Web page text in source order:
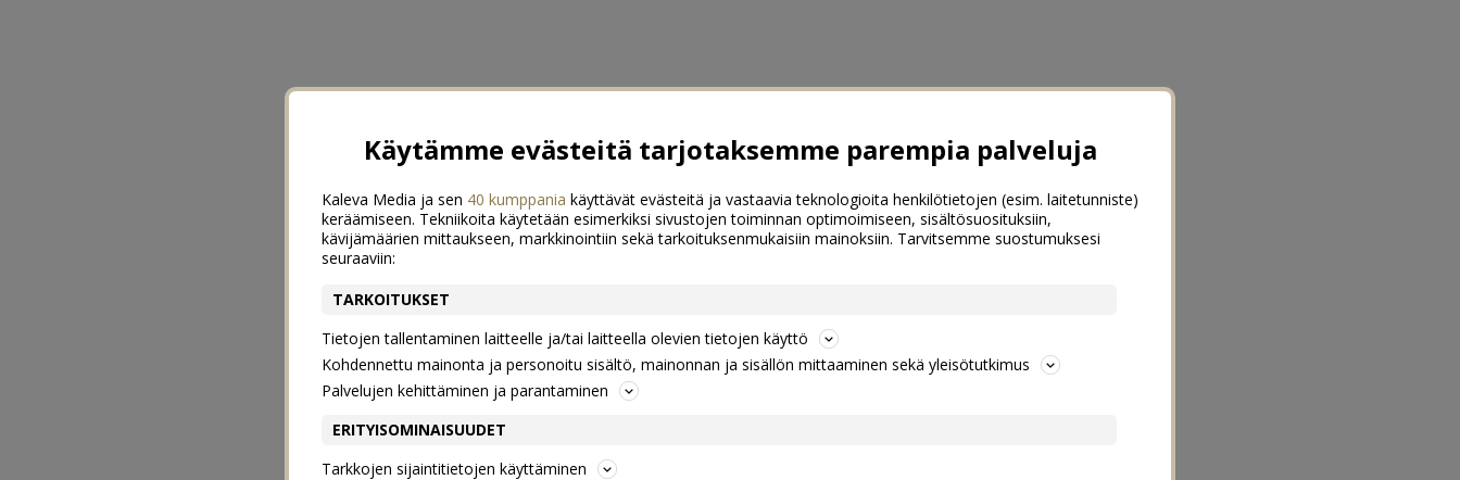
Käytämme evästeitä tarjotaksemme parempia palveluja
Kaleva Media ja sen 40 kumppania käyttävät evästeitä ja vastaavia teknologioita henkilötietojen (esim. laitetunniste)
keräämiseen. Tekniikoita käytetään esimerkiksi sivustojen toiminnan optimoimiseen, sisältösuosituksiin,
kävijämäärien mittaukseen, markkinointiin sekä tarkoituksenmukaisiin mainoksiin. Tarvitsemme suostumuksesi
seuraaviin:
TARKOITUKSET
Tietojen tallentaminen laitteelle ja/tai laitteella olevien tietojen käyttö
Kohdennettu mainonta ja personoitu sisältö, mainonnan ja sisällön mittaaminen sekä yleisötutkimus
Palvelujen kehittäminen ja parantaminen
ERITYISOMINAISUUDET
Tarkkojen sijaintitietojen käyttäminen